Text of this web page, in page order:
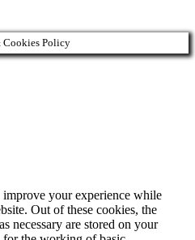
Cookies Policy
your experience while
Out of these cookies, the
necessary are stored on your